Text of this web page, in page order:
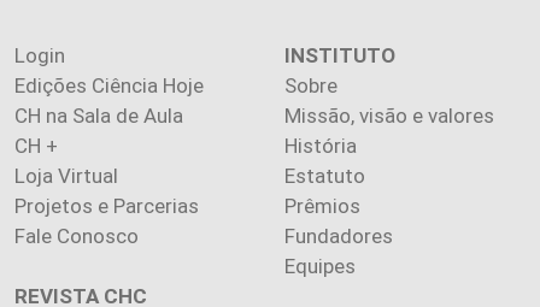
Login
Edições Ciência Hoje
CH na Sala de Aula
CH +
Loja Virtual
Projetos e Parcerias
Fale Conosco
INSTITUTO
Sobre
Missão, visão e valores
História
Estatuto
Prêmios
Fundadores
Equipes
REVISTA CHC